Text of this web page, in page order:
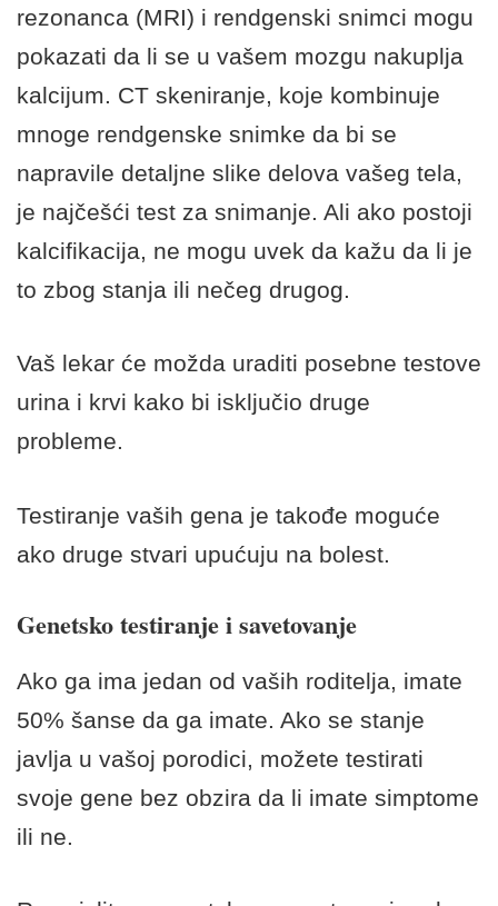
rezonanca (MRI) i rendgenski snimci mogu
pokazati da li se u vašem mozgu nakuplja
kalcijum. CT skeniranje, koje kombinuje
mnoge rendgenske snimke da bi se
napravile detaljne slike delova vašeg tela,
je najčešći test za snimanje. Ali ako postoji
kalcifikacija, ne mogu uvek da kažu da li je
to zbog stanja ili nečeg drugog.
Vaš lekar će možda uraditi posebne testove
urina i krvi kako bi isključio druge
probleme.
Testiranje vaših gena je takođe moguće
ako druge stvari upućuju na bolest.
Genetsko testiranje i savetovanje
Ako ga ima jedan od vaših roditelja, imate
50% šanse da ga imate. Ako se stanje
javlja u vašoj porodici, možete testirati
svoje gene bez obzira da li imate simptome
ili ne.